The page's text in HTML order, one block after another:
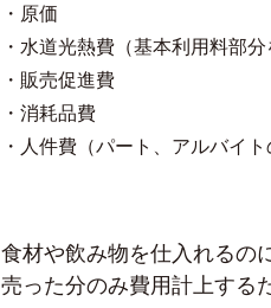
・原価
・水道光熱費（基本利用料部
・販売促進費
・消耗品費
・人件費（パート、アルバイト
食材や飲み物を仕入れるの
売った分のみ費用計上する